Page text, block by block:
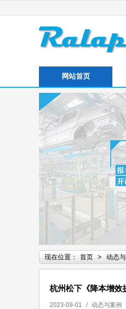
网站首页
现在位置： 首页 > 动态
杭州松下《降本增效
2023-09-01 / 动态与案例